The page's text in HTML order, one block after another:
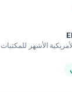
الأشهر للمكتبات